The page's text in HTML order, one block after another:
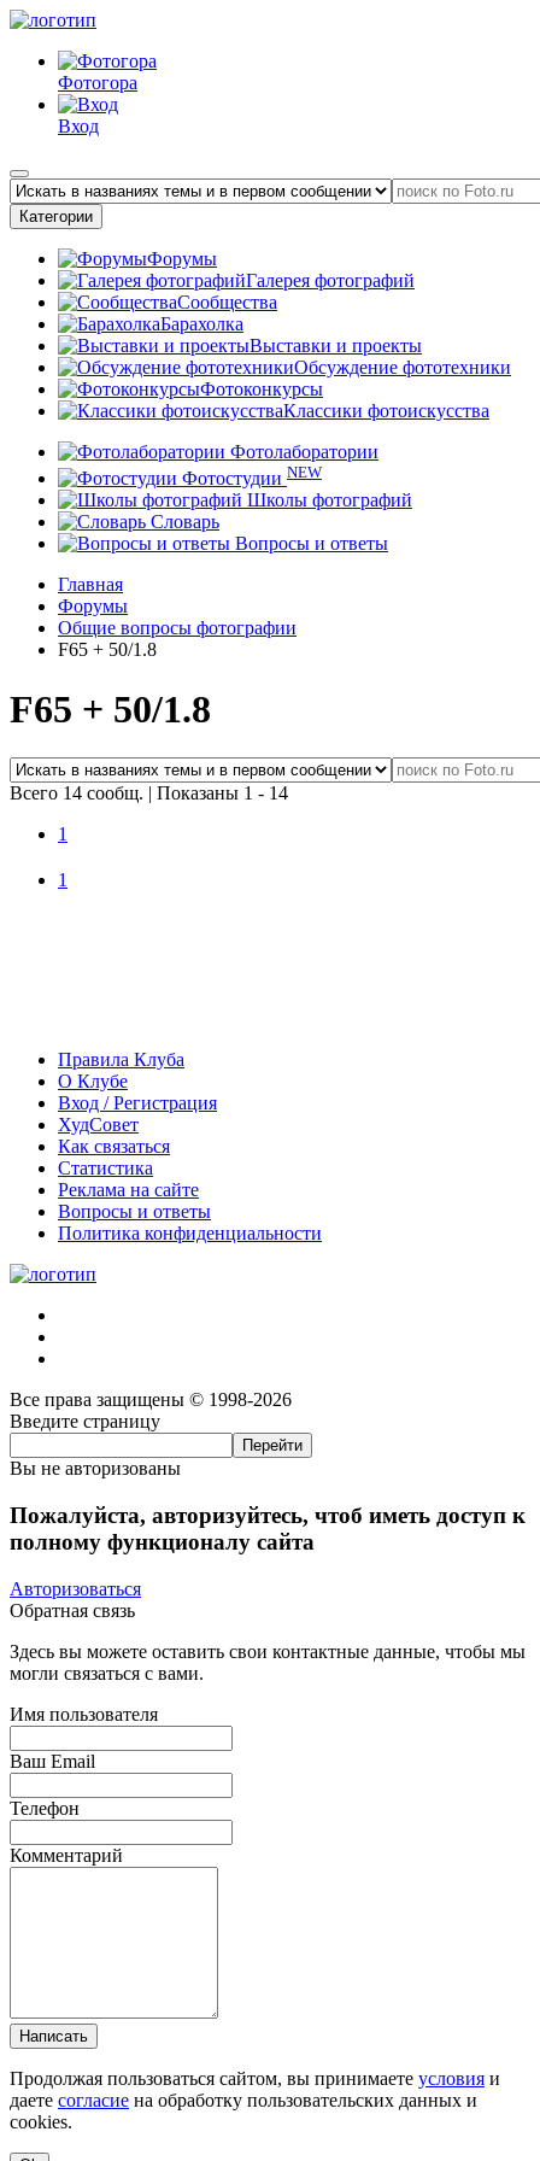
Фотогора
Вход
Категории
Форумы
Галерея фотографий
Сообщества
Барахолка
Выставки и проекты
Обсуждение фототехники
Фотоконкурсы
Классики фотоискусства
Фотолаборатории
Фотостудии NEW
Школы фотографий
Словарь
Вопросы и ответы
Главная
Форумы
Общие вопросы фотографии
F65 + 50/1.8
F65 + 50/1.8
Всего 14 сообщ. | Показаны 1 - 14
1
1
Правила Клуба
О Клубе
Вход / Регистрация
ХудСовет
Как связаться
Статистика
Реклама на сайте
Вопросы и ответы
Политика конфиденциальности
Все права защищены © 1998-2026
Введите страницу
Вы не авторизованы
Пожалуйста, авторизуйтесь, чтоб иметь доступ к
полному функционалу сайта
Авторизоваться
Обратная связь
Здесь вы можете оставить свои контактные данные, чтобы мы
могли связаться с вами.
Имя пользователя
Ваш Email
Телефон
Комментарий
Написать
Продолжая пользоваться сайтом, вы принимаете условия и
даете согласие на обработку пользовательских данных и
cookies.